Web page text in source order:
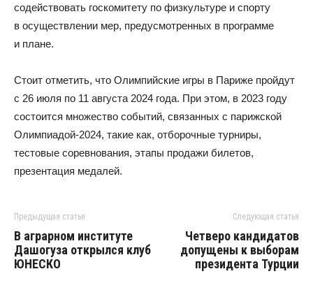
содействовать госкомитету по физкультуре и спорту
в осуществлении мер, предусмот­ренных в программе
и плане.
Стоит отметить, что Олимпийские игры в Париже пройдут
с 26 июля по 11 августа 2024 года. При этом, в 2023 году
состоится множество событий, связанных с парижской
Олимпиадой-2024, такие как, отборочные турниры,
тестовые соревнования, этапы продажи билетов,
презентация медалей.
Предыдущая статья
В аграрном институте
Дашогуза открылся клуб
ЮНЕСКО
Следующая статья
Четверо кандидатов
допущены к выборам
президента Турции